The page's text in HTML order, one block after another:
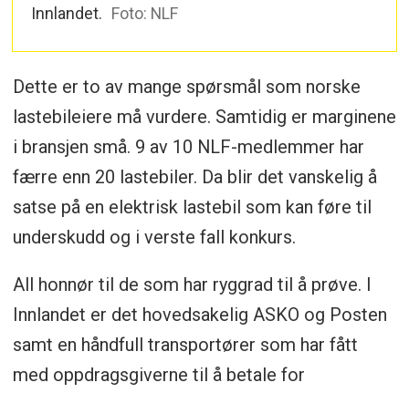
Innlandet. Foto: NLF
Dette er to av mange spørsmål som norske
lastebileiere må vurdere. Samtidig er marginene
i bransjen små. 9 av 10 NLF-medlemmer har
færre enn 20 lastebiler. Da blir det vanskelig å
satse på en elektrisk lastebil som kan føre til
underskudd og i verste fall konkurs.
All honnør til de som har ryggrad til å prøve. I
Innlandet er det hovedsakelig ASKO og Posten
samt en håndfull transportører som har fått
med oppdragsgiverne til å betale for